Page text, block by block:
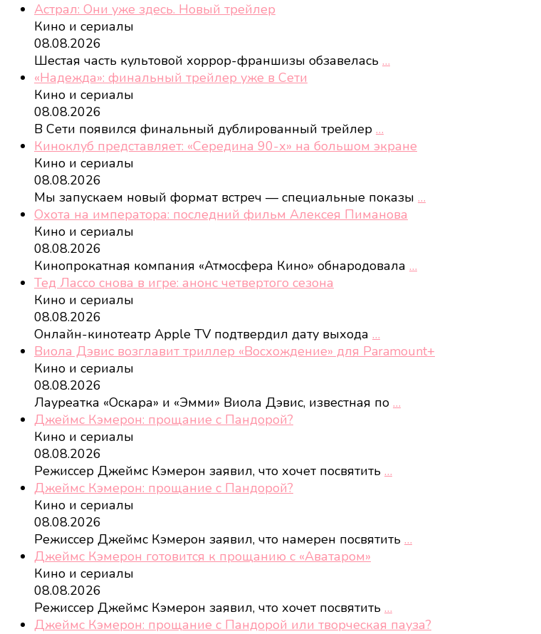
Астрал: Они уже здесь. Новый трейлер
Кино и сериалы
08.08.2026
Шестая часть культовой хоррор-франшизы обзавелась …
«Надежда»: финальный трейлер уже в Сети
Кино и сериалы
08.08.2026
В Сети появился финальный дублированный трейлер …
Киноклуб представляет: «Середина 90-х» на большом экране
Кино и сериалы
08.08.2026
Мы запускаем новый формат встреч — специальные показы …
Охота на императора: последний фильм Алексея Пиманова
Кино и сериалы
08.08.2026
Кинопрокатная компания «Атмосфера Кино» обнародовала …
Тед Лассо снова в игре: анонс четвертого сезона
Кино и сериалы
08.08.2026
Онлайн-кинотеатр Apple TV подтвердил дату выхода …
Виола Дэвис возглавит триллер «Восхождение» для Paramount+
Кино и сериалы
08.08.2026
Лауреатка «Оскара» и «Эмми» Виола Дэвис, известная по …
Джеймс Кэмерон: прощание с Пандорой?
Кино и сериалы
08.08.2026
Режиссер Джеймс Кэмерон заявил, что хочет посвятить …
Джеймс Кэмерон: прощание с Пандорой?
Кино и сериалы
08.08.2026
Режиссер Джеймс Кэмерон заявил, что намерен посвятить …
Джеймс Кэмерон готовится к прощанию с «Аватаром»
Кино и сериалы
08.08.2026
Режиссер Джеймс Кэмерон заявил, что хочет посвятить …
Джеймс Кэмерон: прощание с Пандорой или творческая пауза?